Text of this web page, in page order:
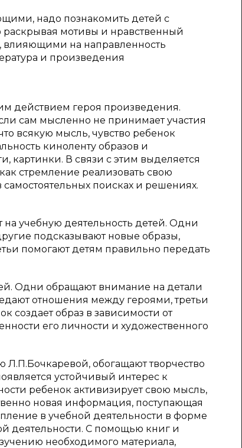
надо познакомить детей с
мотивы и нравственный
влияющими на направленность
и произведения
действием героя произведения.
сам мысленно не принимает участия
всякую мысль, чувство ребенок
киноленту образов и
картинки. В связи с этим выделяется
стремление реализовать свою
поисках и решениях.
учебную деятельность детей. Одни
подсказывают новые образы,
помогают детям правильно передать
Одни обращают внимание на детали
отношения между героями, третьи
создает образ в зависимости от
его личности и художественного
обогащают творчество
устойчивый интерес к
ребенок активизирует свою мысль,
новая информация, поступающая
в учебной деятельности в форме
деятельности. С помощью книг и
необходимого материала,